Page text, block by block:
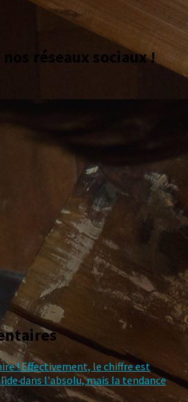
nos réseaux sociaux !
! Effectivement, le chiffre est
dans l'absolu, mais la tendance